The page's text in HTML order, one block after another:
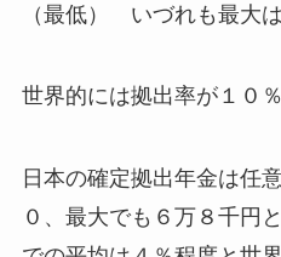
（最低） いづれも最大
世界的には拠出率が１０
日本の確定拠出年金は任
０、最大でも６万８千円